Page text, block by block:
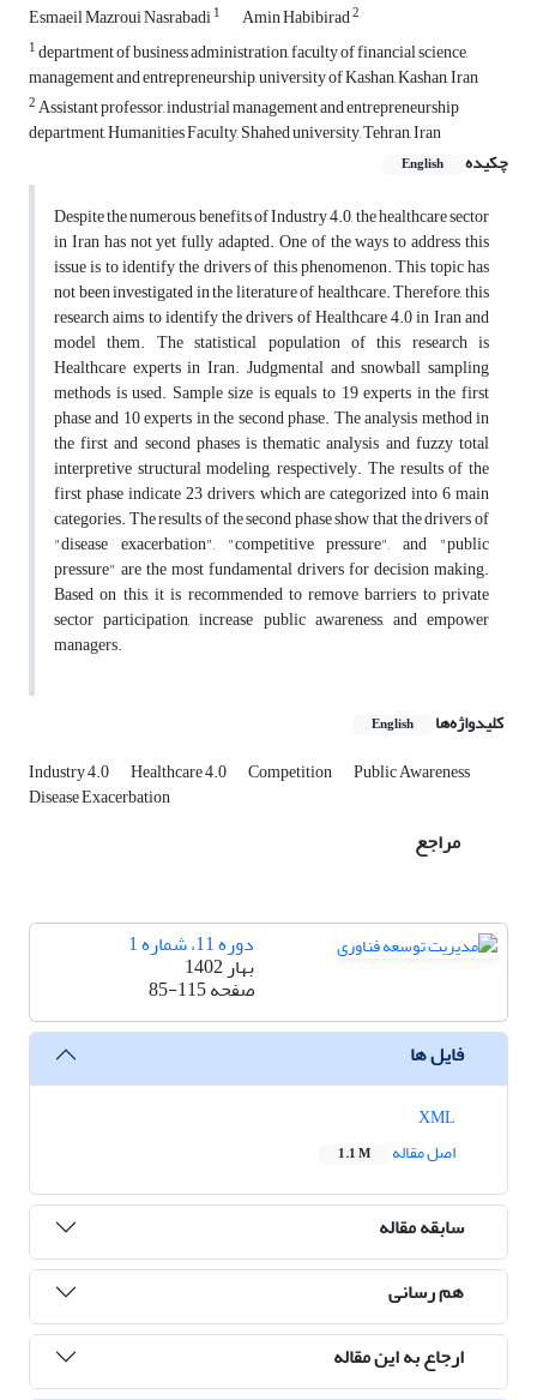
Esmaeil Mazroui Nasrabadi1 Amin Habibirad2
1department of business administration, faculty of financial science,
management and entrepreneurship, university of Kashan, Kashan, Iran
2Assistant professor, industrial management and entrepreneurship
department, Humanities Faculty, Shahed university, Tehran, Iran
چکیده
English
Despite the numerous benefits of Industry 4.0, the healthcare sector
in Iran has not yet fully adapted. One of the ways to address this
issue is to identify the drivers of this phenomenon. This topic has
not been investigated in the literature of healthcare. Therefore, this
research aims to identify the drivers of Healthcare 4.0 in Iran and
model them. The statistical population of this research is
Healthcare experts in Iran. Judgmental and snowball sampling
methods is used. Sample size is equals to 19 experts in the first
phase and 10 experts in the second phase. The analysis method in
the first and second phases is thematic analysis and fuzzy total
interpretive structural modeling, respectively. The results of the
first phase indicate 23 drivers, which are categorized into 6 main
categories. The results of the second phase show that the drivers of
"disease exacerbation", "competitive pressure", and "public
pressure" are the most fundamental drivers for decision making.
Based on this, it is recommended to remove barriers to private
sector participation, increase public awareness, and empower
managers.
کلیدواژه‌ها English
Industry 4.0 Healthcare 4.0 Competition Public Awareness
Disease Exacerbation
مراجع
دوره 11، شماره 1
بهار 1402
صفحه85-115
فایل ها
اصل مقاله
1.1 M
سابقه مقاله
هم رسانی
ارجاع به این مقاله